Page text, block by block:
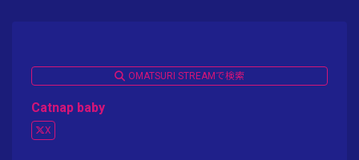
OMATSURI STREAMで検索
Catnap baby
X